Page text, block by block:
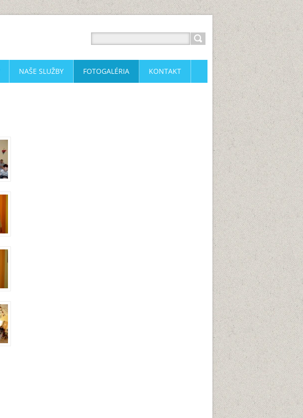
NAŠE SLUŽBY FOTOGALÉRIA KONTAKT